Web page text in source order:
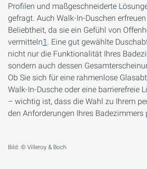
Profilen und maßgeschneiderte
gefragt. Auch Walk-In-Duschen
Beliebtheit, da sie ein Gefühl von
vermitteln1 . Eine gut gewählte
nicht nur die Funktionalität Ihres
sondern auch dessen
Ob Sie sich für eine rahmenlose
Walk-In-Dusche oder eine barrierefreie
– wichtig ist, dass die Wahl zu Ihrem
den Anforderungen Ihres Badezimmers
Bild: © Villeroy & Boch